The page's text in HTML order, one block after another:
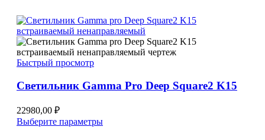
несколько
вариаций.
Опции
можно
странице
Быстрый просмотр
Светильник Gamma Pro Deep Square2 K15
22980,00 ₽
Выберите параметрыЭтот